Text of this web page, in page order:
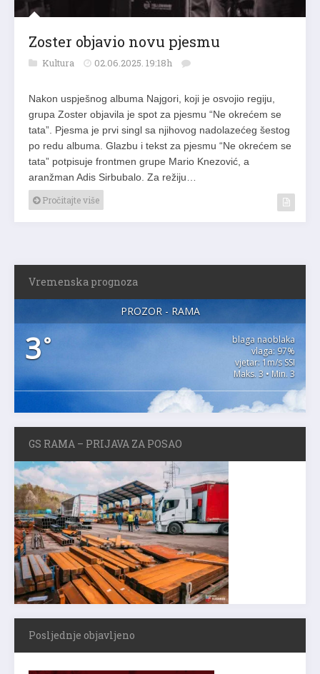
Zoster objavio novu pjesmu
Kultura 02.06.2025. 19:18h
Nakon uspješnog albuma Najgori, koji je osvojio regiju,
grupa Zoster objavila je spot za pjesmu “Ne okrećem se
tata”. Pjesma je prvi singl sa njihovog nadolazećeg šestog
po redu albuma. Glazbu i tekst za pjesmu “Ne okrećem se
tata” potpisuje frontmen grupe Mario Knezović, a
aranžman Adis Sirbubalo. Za režiju…
Pročitajte više
Vremenska prognoza
PROZOR - RAMA
3°
blaga naoblaka
vlaga: 97%
vjetar: 1m/s SSI
Maks. 3 • Min. 3
GS RAMA – PRIJAVA ZA POSAO
Posljednje objavljeno